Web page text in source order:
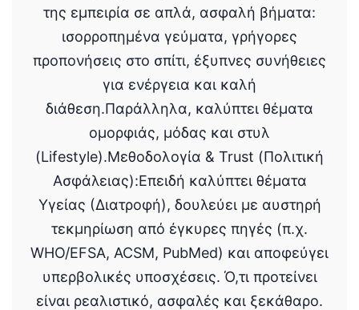
της εμπειρία σε απλά, ασφαλή βήματα:
ισορροπημένα γεύματα, γρήγορες
προπονήσεις στο σπίτι, έξυπνες συνήθειες
για ενέργεια και καλή
διάθεση.Παράλληλα, καλύπτει θέματα
ομορφιάς, μόδας και στυλ
(Lifestyle).Μεθοδολογία & Trust (Πολιτική
Ασφάλειας):Επειδή καλύπτει θέματα
Υγείας (Διατροφή), δουλεύει με αυστηρή
τεκμηρίωση από έγκυρες πηγές (π.χ.
WHO/EFSA, ACSM, PubMed) και αποφεύγει
υπερβολικές υποσχέσεις. Ό,τι προτείνει
είναι ρεαλιστικό, ασφαλές και ξεκάθαρο.